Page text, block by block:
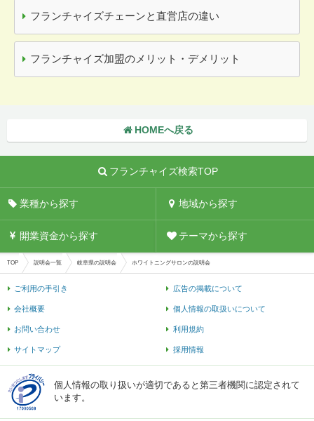
フランチャイズチェーンと直営店の違い
フランチャイズ加盟のメリット・デメリット
HOMEへ戻る
フランチャイズ検索TOP
業種から探す 地域から探す
開業資金から探す テーマから探す
TOP 説明会一覧 岐阜県の説明会 ホワイトニングサロンの説明会
ご利用の手引き 広告の掲載について
会社概要 個人情報の取扱いについて
お問い合わせ 利用規約
サイトマップ 採用情報
個人情報の取り扱いが適切であると第三者機関に認定されて
います。